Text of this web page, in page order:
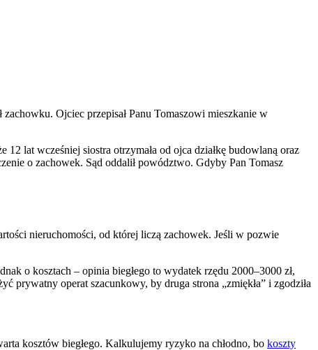
Ojciec przepisał Panu Tomaszowi mieszkanie w
lat wcześniej siostra otrzymała od ojca działkę budowlaną oraz
o zachowek. Sąd oddalił powództwo. Gdyby Pan Tomasz
nieruchomości, od której liczą zachowek. Jeśli w pozwie
o kosztach – opinia biegłego to wydatek rzędu 2000–3000 zł,
prywatny operat szacunkowy, by druga strona „zmiękła” i zgodziła
kosztów biegłego. Kalkulujemy ryzyko na chłodno, bo koszty